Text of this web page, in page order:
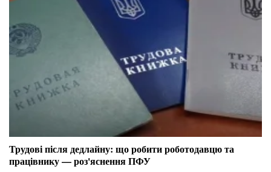
Трудові після дедлайну: що робити роботодавцю та
працівнику — роз'яснення ПФУ